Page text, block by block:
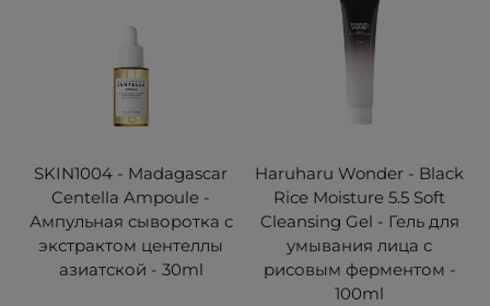
SKIN1004 - Madagascar
Centella Ampoule -
Ампульная сыворотка с
экстрактом центеллы
азиатской - 30ml
Haruharu Wonder - Black
Rice Moisture 5.5 Soft
Cleansing Gel - Гель для
умывания лица с
рисовым ферментом -
100ml